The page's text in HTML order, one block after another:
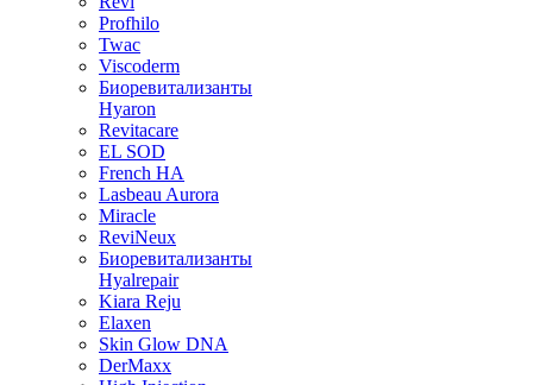
Profhilo
Twac
Viscoderm
Биоревитализанты
Hyaron
Revitacare
EL SOD
French HA
Lasbeau Aurora
Miracle
ReviNeux
Биоревитализанты
Hyalrepair
Kiara Reju
Elaxen
Skin Glow DNA
DerMaxx